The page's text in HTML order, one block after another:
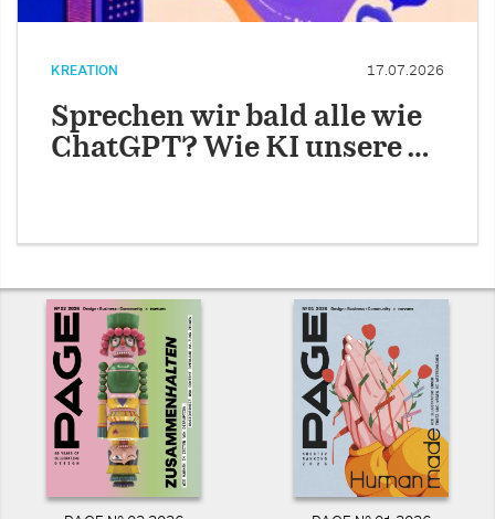
KREATION 17.07.2026
Sprechen wir bald alle wie
ChatGPT? Wie KI unsere …